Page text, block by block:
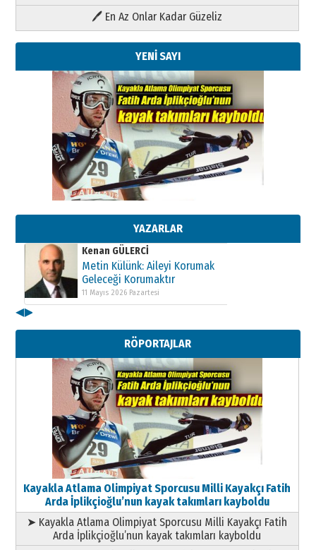
🖊 En Az Onlar Kadar Güzeliz
YENİ SAYI
YAZARLAR
Kenan GÜLERCİ
Metin Külünk: Aileyi Korumak
11 Mayıs 2026 Pazartesi
Kenan GÜLERCİ
Metin Külünk: Aileyi Korumak
Geleceği Korumaktır
11 Mayıs 2026 Pazartesi
Metin Külünk: Aileyi Korumak
Geleceği Korumaktır
11 Mayıs 2026 Pazartesi
◀▶
RÖPORTAJLAR
Kayakla Atlama Olimpiyat Sporcusu Milli Kayakçı Fatih
Arda İplikçioğlu’nun kayak takımları kayboldu
➤ Kayakla Atlama Olimpiyat Sporcusu Milli Kayakçı Fatih
Arda İplikçioğlu’nun kayak takımları kayboldu